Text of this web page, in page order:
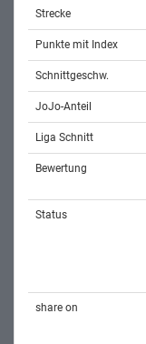
Strecke
Punkte mit Index
Schnittgeschw.
JoJo-Anteil
Liga Schnitt
Bewertung
Status
share on